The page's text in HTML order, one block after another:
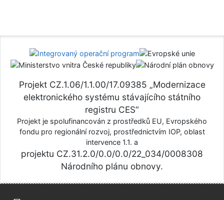
Projekt CZ.1.06/1.1.00/17.09385 „Modernizace
elektronického systému stávajícího státního
registru CES“
Projekt je spolufinancován z prostředků EU, Evropského
fondu pro regionální rozvoj, prostřednictvím IOP, oblast
intervence 1.1. a
projektu CZ.31.2.0/0.0/0.0/22_034/0008308
Národního plánu obnovy.